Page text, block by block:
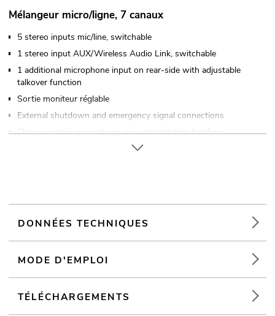
Mélangeur micro/ligne, 7 canaux
5 stereo inputs mic/line, switchable
1 stereo input AUX/Wireless Audio Link, switchable
1 additional microphone input on rear-side with adjustable
talkover function
Sortie moniteur réglable
External shutdown and emergency signal connections
Chaque entrée microphone avec alimentation fantôme
dans la rubrique « Téléchargements » de la fiche technique
DONNÉES TECHNIQUES
MODE D'EMPLOI
TÉLÉCHARGEMENTS